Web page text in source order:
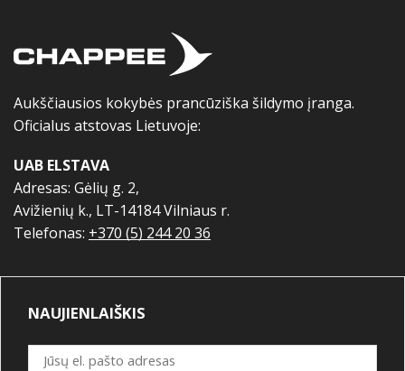
Aukščiausios kokybės prancūziška šildymo įranga.
Oficialus atstovas Lietuvoje:
UAB ELSTAVA
Adresas: Gėlių g. 2,
Avižienių k., LT-14184 Vilniaus r.
Telefonas: +370 (5) 244 20 36
NAUJIENLAIŠKIS